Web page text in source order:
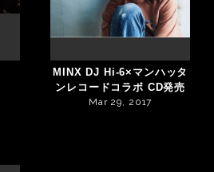
MINX DJ Hi-6×マンハッタ
ンレコードコラボ CD発売
Mar 29, 2017